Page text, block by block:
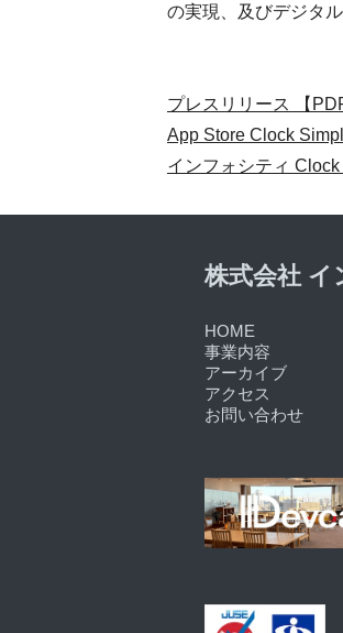
の実現、及びデジタ
プレスリリース 【
App Store Clock
インフォシティ
株式会社 イ
HOME
事業内容
アーカイブ
アクセス
お問い合わせ